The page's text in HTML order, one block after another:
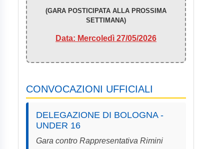
(GARA POSTICIPATA ALLA PROSSIMA
SETTIMANA)
Data: Mercoledì 27/05/2026
CONVOCAZIONI UFFICIALI
DELEGAZIONE DI BOLOGNA -
UNDER 16
Gara contro Rappresentativa Rimini